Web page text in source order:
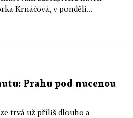
Krnáčová, v pondělí...
Prahu pod nucenou
trvá už příliš dlouho a